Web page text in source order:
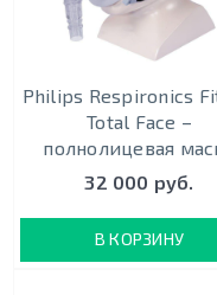
Philips Respironics
Total Face –
полнолицевая
32 000 руб.
В КОРЗИНУ